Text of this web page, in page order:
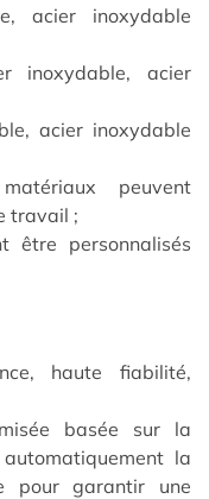
acier inoxydable
inoxydable, acier
acier inoxydable
peuvent
travail ;
être personnalisés
haute fiabilité,
basée sur la
la
pour garantir une